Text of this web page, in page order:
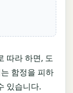
따라 하면, 도
함정을 피하
있습니다.